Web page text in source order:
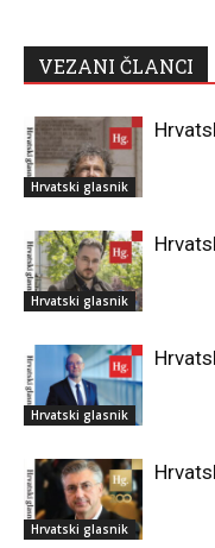
VEZANI ČLANCI
Hrvatski glasnik
Hrvatski glasnik
Hrvatski glasnik
Hrvatski glasnik